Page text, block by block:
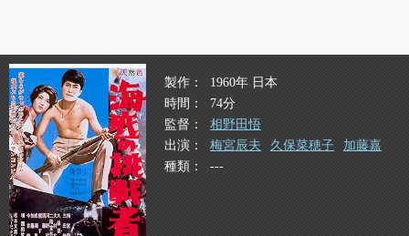
製作
1960年 日本
時間
74分
監督
相野田悟
出演
梅宮辰夫 久保菜穂子
加藤嘉
種類
---